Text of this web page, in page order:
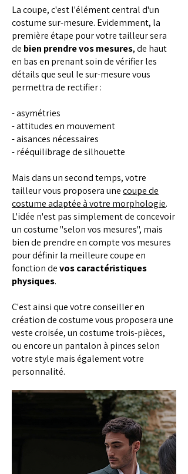
La coupe, c'est l'élément central d'un
costume sur-mesure. Evidemment, la
première étape pour votre tailleur sera
de bien prendre vos mesures, de haut
en bas en prenant soin de vérifier les
détails que seul le sur-mesure vous
permettra de rectifier :
- asymétries
- attitudes en mouvement
- aisances nécessaires
- rééquilibrage de silhouette
Mais dans un second temps, votre
tailleur vous proposera unecoupe de
costume adaptée à votre morphologie.
L'idée n'est pas simplement de concevoir
un costume "selon vos mesures", mais
bien de prendre en compte vos mesures
pour définir la meilleure coupe en
fonction devos caractéristiques
physiques.
C'est ainsi que votre conseiller en
création de costume vous proposera une
veste croisée, un costume trois-pièces,
ou encore un pantalon à pinces selon
votre style mais également votre
personnalité.